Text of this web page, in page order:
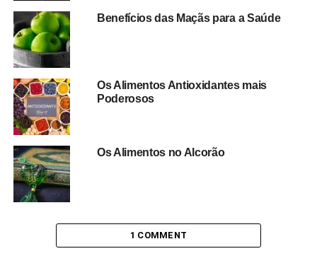
Benefícios das Maçãs para a Saúde
Os Alimentos Antioxidantes mais
Poderosos
Os Alimentos no Alcorão
1 COMMENT